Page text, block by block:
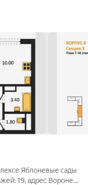
Яблоневые сады
19, адрес Воронеж